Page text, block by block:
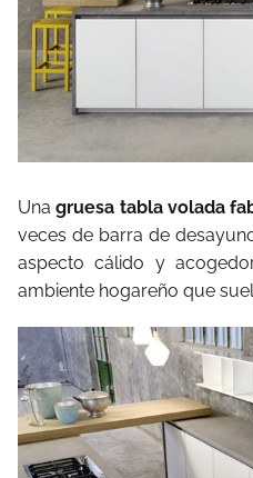
Unagruesa tabla volada
veces de barra de
aspecto cálido y
ambiente hogareño que